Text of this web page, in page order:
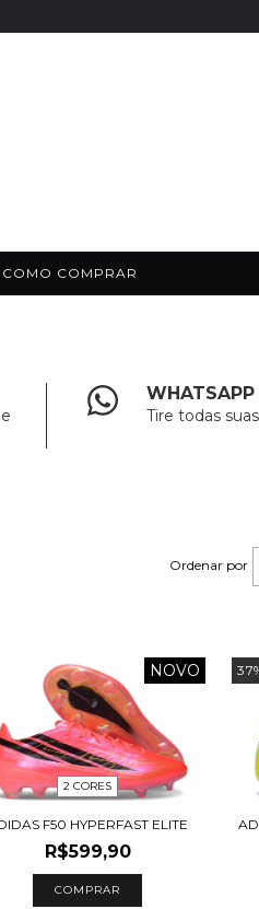
COMO COMPRAR
Tire todas
Ordenar por
NOVO
2 CORES
F50 HYPERFAST ELITE
R$599,90
COMPRAR
37